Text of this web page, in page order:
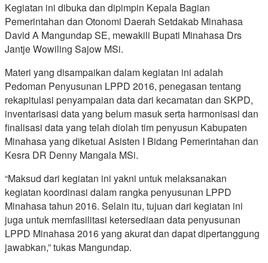
Kegiatan ini dibuka dan dipimpin Kepala Bagian
Pemerintahan dan Otonomi Daerah Setdakab Minahasa
David A Mangundap SE, mewakili Bupati Minahasa Drs
Jantje Wowiling Sajow MSi.
Materi yang disampaikan dalam kegiatan ini adalah
Pedoman Penyusunan LPPD 2016, penegasan tentang
rekapitulasi penyampaian data dari kecamatan dan SKPD,
inventarisasi data yang belum masuk serta harmonisasi dan
finalisasi data yang telah diolah tim penyusun Kabupaten
Minahasa yang diketuai Asisten I Bidang Pemerintahan dan
Kesra DR Denny Mangala MSi.
“Maksud dari kegiatan ini yakni untuk melaksanakan
kegiatan koordinasi dalam rangka penyusunan LPPD
Minahasa tahun 2016. Selain itu, tujuan dari kegiatan ini
juga untuk memfasilitasi ketersediaan data penyusunan
LPPD Minahasa 2016 yang akurat dan dapat dipertanggung
jawabkan,” tukas Mangundap.